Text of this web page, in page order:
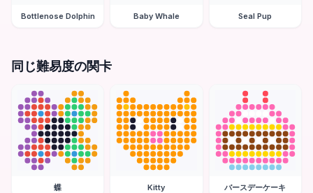
Bottlenose Dolphin Baby Whale Seal Pup
同じ難易度の関卡
蝶 Kitty バースデーケーキ